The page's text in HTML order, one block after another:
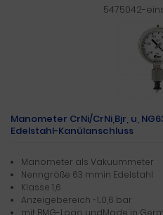
5475042-
Manometer CrNi/CrNi,Bjr, u,
Edelstahl-Kanülanschluss
Manometer als Vakuummeter
Nenngröße 63 mmin Edelstahl
Klasse 1,6
Anzeigebereich -1...0,6 bar
mit BMG-Logo undMade in